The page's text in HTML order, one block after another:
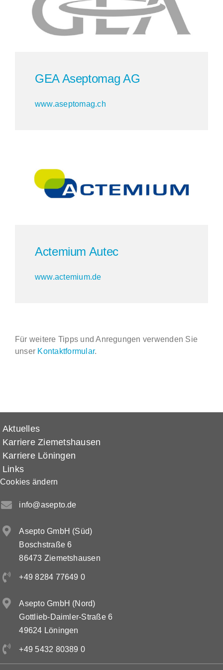
Kontakt
GEA Aseptomag AG
www.aseptomag.ch
Actemium Autec
www.actemium.de
Für weitere Tipps und Anregungen verwenden Sie
unser Kontaktformular.
Aktuelles
Karriere Ziemetshausen
Karriere Löningen
Links
Cookies ändern
info@asepto.de
Asepto GmbH (Süd)
Boschstraße 6
86473 Ziemetshausen
+49 8284 77649 0
Asepto GmbH (Nord)
Gottlieb-Daimler-Straße 6
49624 Löningen
+49 5432 80389 0